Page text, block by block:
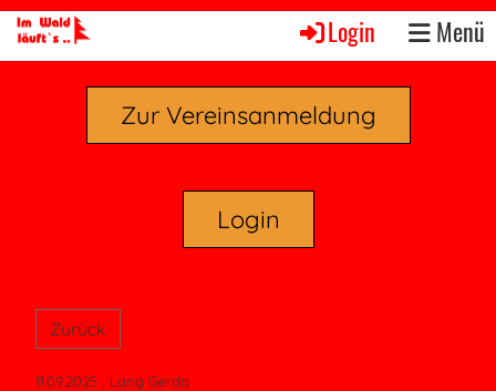
Login Menü
Zur Vereinsanmeldung
Login
Zurück
11.09.2025 , Lang Gerda